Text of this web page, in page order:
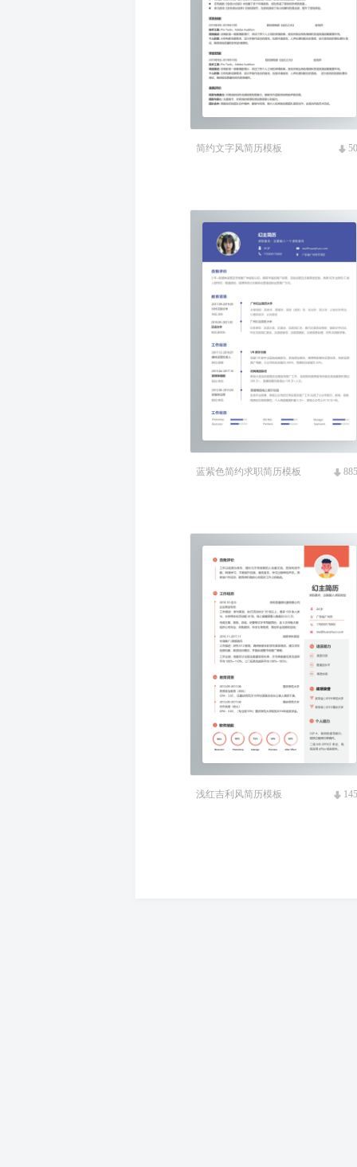
简约文字风简历模板
蓝紫色简约求职简历模板
浅红吉利风简历模板